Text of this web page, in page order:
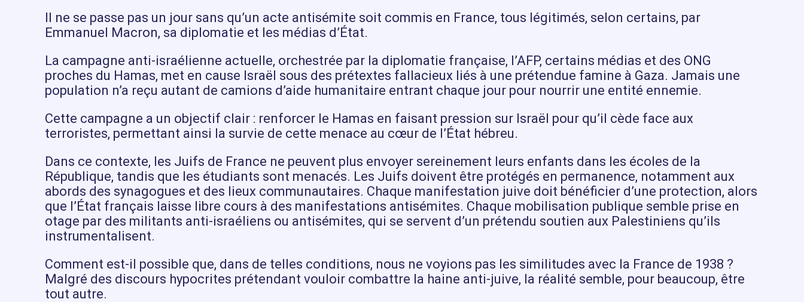
Il ne se passe pas un jour sans qu’un acte antisémite soit commis en France, tous légitimés, selon certains, par
Emmanuel Macron, sa diplomatie et les médias d’État.
La campagne anti-israélienne actuelle, orchestrée par la diplomatie française, l’AFP, certains médias et des ONG
proches du Hamas, met en cause Israël sous des prétextes fallacieux liés à une prétendue famine à Gaza. Jamais une
population n’a reçu autant de camions d’aide humanitaire entrant chaque jour pour nourrir une entité ennemie.
Cette campagne a un objectif clair : renforcer le Hamas en faisant pression sur Israël pour qu’il cède face aux
terroristes, permettant ainsi la survie de cette menace au cœur de l’État hébreu.
Dans ce contexte, les Juifs de France ne peuvent plus envoyer sereinement leurs enfants dans les écoles de la
République, tandis que les étudiants sont menacés. Les Juifs doivent être protégés en permanence, notamment aux
abords des synagogues et des lieux communautaires. Chaque manifestation juive doit bénéficier d’une protection, alors
que l’État français laisse libre cours à des manifestations antisémites. Chaque mobilisation publique semble prise en
otage par des militants anti-israéliens ou antisémites, qui se servent d’un prétendu soutien aux Palestiniens qu’ils
instrumentalisent.
Comment est-il possible que, dans de telles conditions, nous ne voyions pas les similitudes avec la France de 1938 ?
Malgré des discours hypocrites prétendant vouloir combattre la haine anti-juive, la réalité semble, pour beaucoup, être
tout autre.